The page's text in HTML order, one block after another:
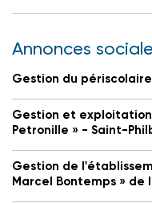
Annonces
Gestion du
Gestion et
Petronille » - Saint-
Gestion de
Marcel Bontemps »